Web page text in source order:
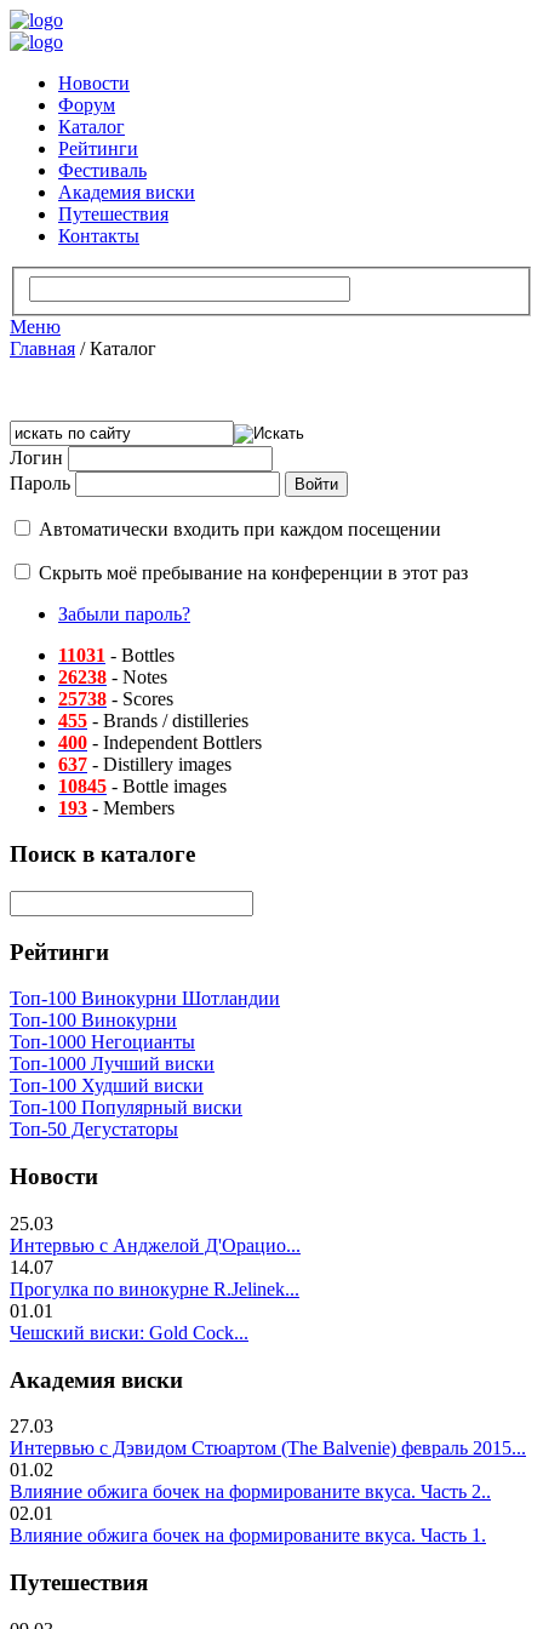
Новости
Форум
Каталог
Рейтинги
Фестиваль
Академия виски
Путешествия
Контакты
Меню
Главная /Каталог
Логин
Пароль
Автоматически входить при каждом посещении
Скрыть моё пребывание на конференции в этот раз
Забыли пароль?
11031 - Bottles
26238 - Notes
25738 - Scores
455 - Brands / distilleries
400 - Independent Bottlers
637 - Distillery images
10845 - Bottle images
193 - Members
Поиск в каталоге
Рейтинги
Топ-100 Винокурни Шотландии
Топ-100 Винокурни
Топ-1000 Негоцианты
Топ-1000 Лучший виски
Топ-100 Худший виски
Топ-100 Популярный виски
Топ-50 Дегустаторы
Новости
25.03
Интервью с Анджелой Д'Орацио...
14.07
Прогулка по винокурне R.Jelinek...
01.01
Чешский виски: Gold Cock...
Академия виски
27.03
Интервью с Дэвидом Стюартом (The Balvenie) февраль 2015...
01.02
Влияние обжига бочек на формированите вкуса. Часть 2..
02.01
Влияние обжига бочек на формированите вкуса. Часть 1.
Путешествия